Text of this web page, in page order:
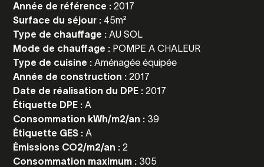
Année de référence :2017
Surface du séjour : 45m²
Type de chauffage :AU SOL
Mode de chauffage : POMPE A CHALEUR
Type de cuisine :Aménagée équipée
Année de construction :2017
Date de réalisation du DPE :2017
Étiquette DPE :A
Consommation kWh/m2/an : 39
Étiquette GES :A
Émissions CO2/m2/an :2
Consommation maximum : 305